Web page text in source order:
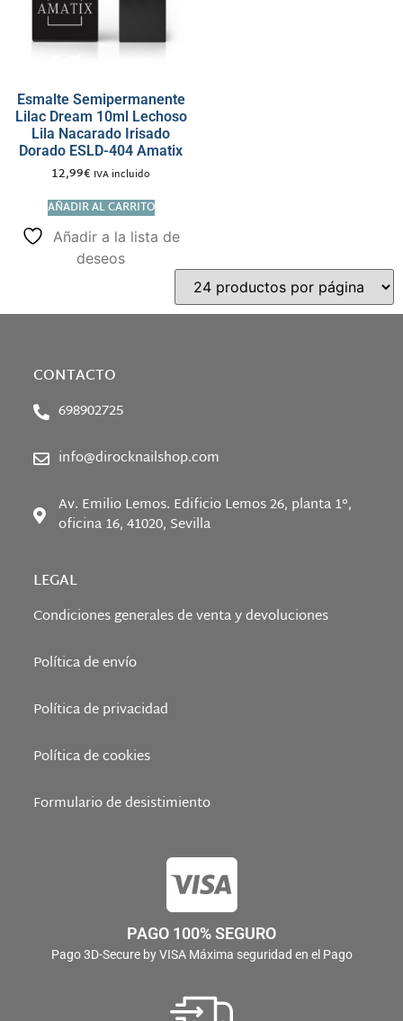
Esmalte Semipermanente
Lilac Dream 10ml Lechoso
Lila Nacarado Irisado
Dorado ESLD-404 Amatix
12,99€ IVA incluido
AÑADIR AL CARRITO
Añadir a la lista de
deseos
CONTACTO
698902725
info@dirocknailshop.com
Av. Emilio Lemos. Edificio Lemos 26, planta 1°,
oficina 16, 41020, Sevilla
LEGAL
Condiciones generales de venta y devoluciones
Política de envío
Política de privacidad
Política de cookies
Formulario de desistimiento
PAGO 100% SEGURO
Pago 3D-Secure by VISA Máxima seguridad en el Pago